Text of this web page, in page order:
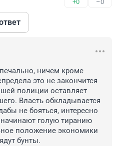
+0 –0
ничем кроме
это не закончится
полиции оставляет
Власть обкладывается
не бояться, интересно
голую тиранию
положение экономики
бунты.